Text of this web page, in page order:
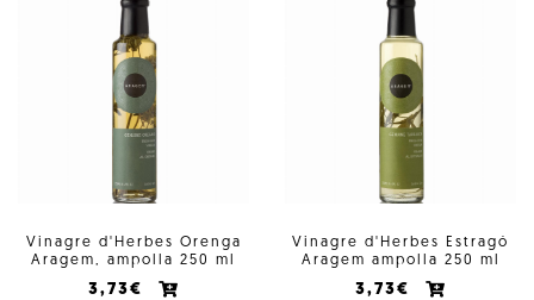
Vinagre d'Herbes Orenga
Aragem, ampolla 250 ml
3,73€
Vinagre d'Herbes Estragó
Aragem ampolla 250 ml
3,73€